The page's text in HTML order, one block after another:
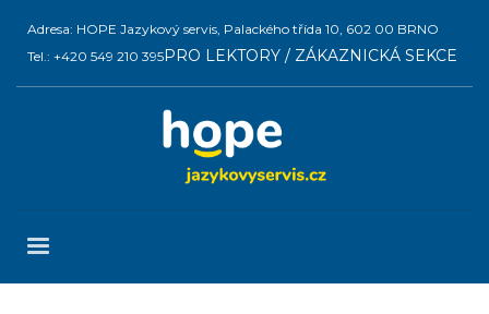
Adresa: HOPE Jazykový servis, Palackého třída 10, 602 00 BRNO
Tel.: +420 549 210 395PRO LEKTORY / ZÁKAZNICKÁ SEKCE